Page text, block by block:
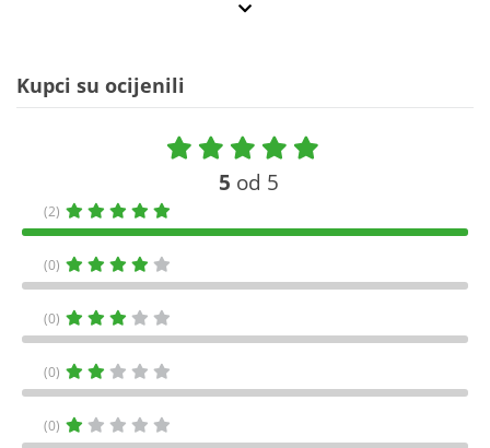
Kupci su ocijenili
5 od 5
(2)
(0)
(0)
(0)
(0)